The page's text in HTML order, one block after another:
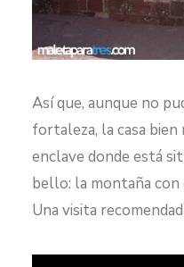
Así que, aunque no
fortaleza, la casa
enclave donde está
bello: la montaña con
Una visita